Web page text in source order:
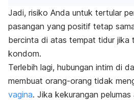
Jadi, risiko Anda untuk tertular
pasangan yang positif tetap
bercinta di atas tempat tidur jika
kondom.
Terlebih lagi, hubungan intim di
membuat orang-orang tidak
vagina. Jika kekurangan pelumas